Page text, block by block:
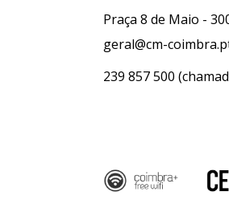
Praça 8 de Maio -
geral@cm-
239 857 500